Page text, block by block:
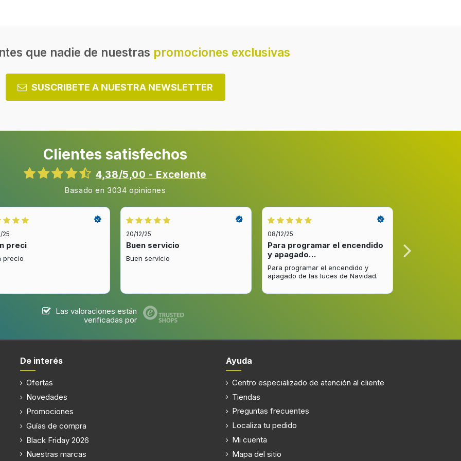
Nivel de ruido (baja velocidad)
Distancia mínima de placas
Ubicación de escape Superior
Número de motores 1
que nadie de nuestras promociones exclusivas
SUSCRIBETE A NUESTRA NEWSLETTER
Clientes satisfechos
4,38/5,00 - Excelente
Basado en 3034 opiniones
25
preci
precio
20/12/25
Buen servicio
Buen servicio
08/12/25
Para programar el encendido
y apagado…
Para programar el encendido y
apagado de las luces de Navidad.
venta y…
Las valoraciones están
verificadas por
De interés
Ofertas
Novedades
Promociones
Guías de compra
Black Friday 2026
Nuestras marcas
Ayuda
Centro especializado de atención al cliente
Tiendas
Preguntas frecuentes
Localiza tu pedido
Mi cuenta
Mapa del sitio